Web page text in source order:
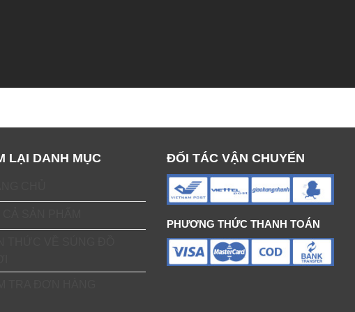
LẠI DANH MỤC ĐỐI TÁC VẬN CHUYỂN
PHƯƠNG THỨC THANH TOÁN